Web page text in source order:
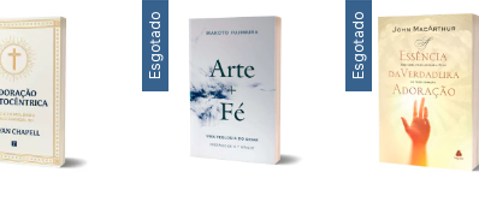
Esgotado Esgotado